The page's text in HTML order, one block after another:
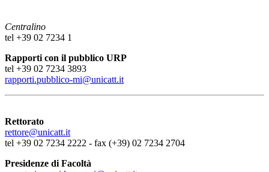
Centralino
tel +39 02 7234 1
Rapporti con il pubblico URP
tel +39 02 7234 3893
rapporti.pubblico-mi@unicatt.it
Rettorato
rettore@unicatt.it
tel +39 02 7234 2222 - fax (+39) 02 7234 2704
Presidenze di Facoltà